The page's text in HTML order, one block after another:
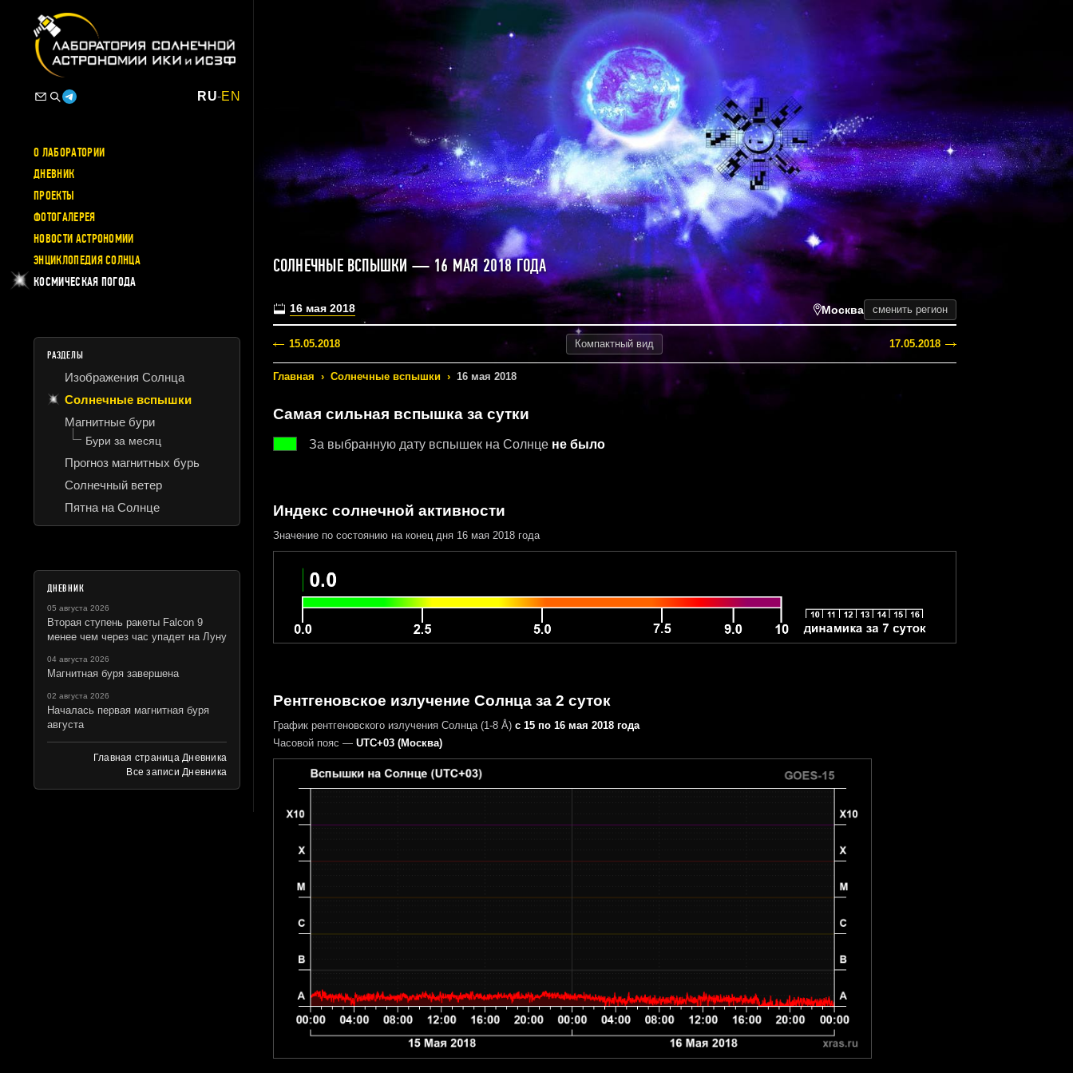
RU-EN
О ЛАБОРАТОРИИ
ДНЕВНИК
ПРОЕКТЫ
ФОТОГАЛЕРЕЯ
НОВОСТИ АСТРОНОМИИ
ЭНЦИКЛОПЕДИЯ СОЛНЦА
КОСМИЧЕСКАЯ ПОГОДА
РАЗДЕЛЫ
Изображения Солнца
Солнечные вспышки
Магнитные бури
Бури за месяц
Прогноз магнитных бурь
Солнечный ветер
Пятна на Солнце
ДНЕВНИК
05 августа 2026
Вторая ступень ракеты Falcon 9
менее чем через час упадет на Луну
04 августа 2026
Магнитная буря завершена
02 августа 2026
Началась первая магнитная буря
августа
Главная страница Дневника
Все записи Дневника
СОЛНЕЧНЫЕ ВСПЫШКИ — 16 МАЯ 2018 ГОДА
16 мая 2018 Москва сменить регион
15.05.2018 Компактный вид 17.05.2018
Главная › Солнечные вспышки › 16 мая 2018
Самая сильная вспышка за сутки
За выбранную дату вспышек на Солнце не было
Индекс солнечной активности
Значение по состоянию на конец дня 16 мая 2018 года
Рентгеновское излучение Солнца за 2 суток
График рентгеновского излучения Солнца (1-8 Å) с 15 по 16 мая 2018 года
Часовой пояс — UTC+03 (Москва)